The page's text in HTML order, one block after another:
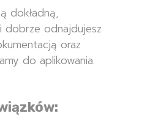
dokładną,
dobrze odnajdujesz
oraz
do aplikowania.